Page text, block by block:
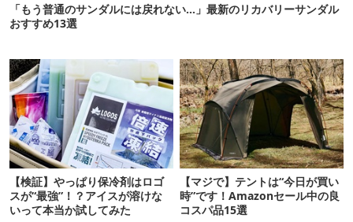
「もう普通のサンダルには戻れない…」最新のリカバリーサンダル
おすすめ13選
【検証】やっぱり保冷剤はロゴ
スが“最強”！？アイスが溶けな
いって本当か試してみた
【マジで】テントは“今日が買い
時”です！Amazonセール中の良
コスパ品15選